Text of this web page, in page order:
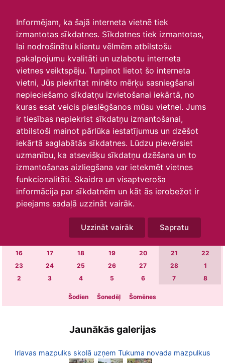
Informējam, ka šajā interneta vietnē tiek
izmantotas sīkdatnes. Sīkdatnes tiek izmantotas,
lai nodrošinātu klientu vēlmēm atbilstošu
pakalpojumu kvalitāti un uzlabotu interneta
vietnes veiktspēju. Turpinot lietot šo interneta
vietni, Jūs piekrītat minēto mērķu sasniegšanai
nepieciešamo sīkdatņu izvietošanai iekārtā, no
kuras esat veicis pieslēgšanos mūsu vietnei. Jums
ir tiesības nepiekrist sīkdatņu izmantošanai,
atbilstoši mainot pārlūka iestatījumus un dzēšot
iekārtā saglabātās sīkdatnes. Lūdzu pievērsiet
uzmanību, ka atsevišķu sīkdatņu dzēšana un to
izmantošanas aizliegšana var ietekmēt vietnes
funkcionalitāti. Skaidra un visaptveroša
informācija par sīkdatnēm un kāt ās ierobežot ir
pieejams sadaļā uzzināt vairāk.
Uzzināt vairāk Sapratu
Skats :
Aktuālie
Šodien Šonedēļ
Šomēnes
Arhīvs
O T S
4 5 7
11 12 13 14
16
17 18 19 20 21
22
23
24 25 26 27 28
1
2
3 4 5 6 7 8
Šodien Šonedēļ Šomēnes
Jaunākās galerijas
Irlavas mazpulks skolā uzņem Tukuma novada mazpulkus